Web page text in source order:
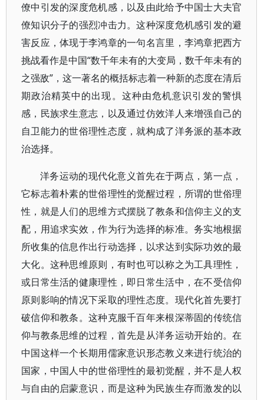
僚中引发的深度危机感，以及由此给予中国士大夫官
僚知识分子的强烈冲击力。这种深度危机感引发的避
害反应，体现于李鸿章的一句名言里，李鸿章把西方
挑战看作是中国“数千年未有的大变局，数千年未有的
之强敌”，这一著名的概括标志着一种新的态度在清后
期政治精英中的出现。这种由危机意识引发的警惧
感，民族求生意志，以及通过仿效洋人来增强自己的
自卫能力的世俗理性态度，就构成了洋务派的基本政
治选择。
洋务运动的现代化意义首先在于两点，第一点，
它标志着朴素的世俗理性的觉醒过程，所谓的世俗理
性，就是人们的思维方式摆脱了教条和信仰主义的支
配，用追求实效，作为行为选择的标准。务实地根据
所收集的信息作出行动选择，以求达到实际功效的最
大化。这种思维原则，有时也可以称之为工具理性，
或日常生活的健康理性，即日常生活中，在不受信仰
原则影响的情况下采取的理性态度。现代化首先要打
破信仰和教条。这种克服千百年来根深蒂固的传统信
仰与教条思维的过程，首先是从洋务运动开始的。在
中国这样一个长期用儒家意识形态教义来进行统治的
国家，中国人中的世俗理性的最初觉醒，并不是人权
与自由的启蒙意识，而是这种为民族生存而激发的以